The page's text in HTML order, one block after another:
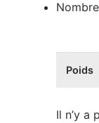
Poids
Il n’y a